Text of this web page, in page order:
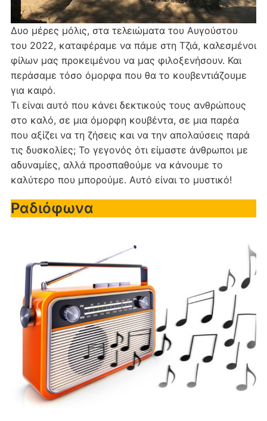
Δυο μέρες μόλις, στα τελειώματα του Αυγούστου
του 2022, καταφέραμε να πάμε στη Τζιά, καλεσμένοι
φίλων μας προκειμένου να μας φιλοξενήσουν. Και
περάσαμε τόσο όμορφα που θα το κουβεντιάζουμε
για καιρό.
Τι είναι αυτό που κάνει δεκτικούς τους ανθρώπους
στο καλό, σε μια όμορφη κουβέντα, σε μια παρέα
που αξίζει να τη ζήσεις και να την απολαύσεις παρά
τις δυσκολίες; Το γεγονός ότι είμαστε άνθρωποι με
αδυναμίες, αλλά προσπαθούμε να κάνουμε το
καλύτερο που μπορούμε. Αυτό είναι το μυστικό!
Ραδιόφωνα